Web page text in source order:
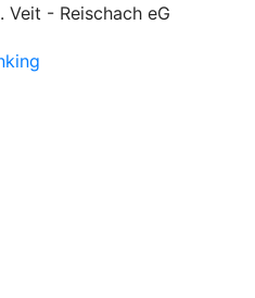
Veit - Reischach eG